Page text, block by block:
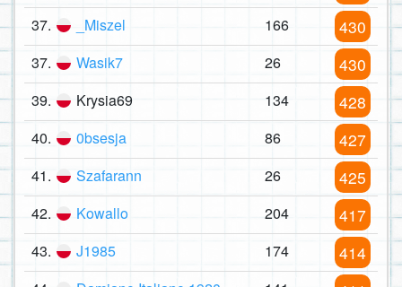
37. _Miszel 166 430
37. Wasik7 26 430
39. Krysia69 134 428
40. 0bsesja 86 427
41. Szafarann 26 425
42. Kowallo 204 417
43. J1985 174 414